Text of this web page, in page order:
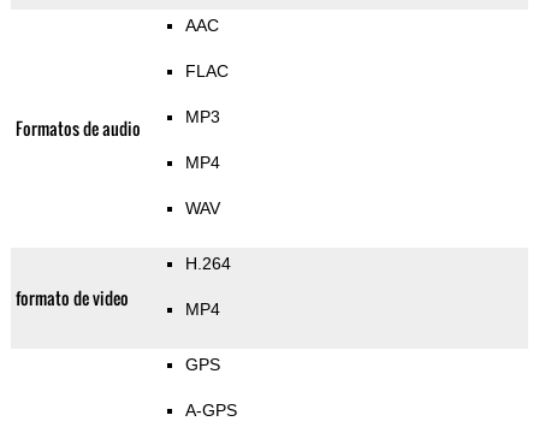
Formatos de audio
AAC
FLAC
MP3
MP4
WAV
formato de video
H.264
MP4
GPS
A-GPS